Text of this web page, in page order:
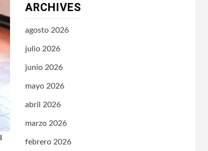
ARCHIVES
agosto 2026
julio 2026
junio 2026
mayo 2026
abril 2026
marzo 2026
febrero 2026